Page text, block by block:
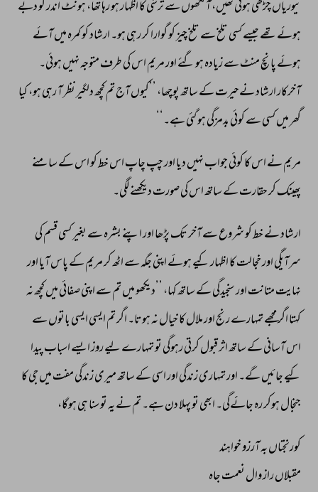
تیوریاں چڑھی ہوئی تھیں، آنکھوں سے ترشی کا اظہار ہو رہا تھا، ہونٹ اندر کو دبے
ہوئے تھے جیسے کسی تلخ سے تلخ چیز کو گوارا کر رہی ہو۔ ارشاد کو کمرہ میں آئے
ہوئے پانچ منٹ سے زیادہ ہو گئے اور مریم اس کی طرف متوجہ نہیں ہوئی۔
آخرکار ارشاد نےحیرت کے ساتھ پوچھا، ’’کیوں آج تم کچھ دلگیر نظر آ رہی ہو، کیا
گھر میں کسی سے کوئی بدمزگی ہو گئی ہے۔‘‘
مریم نے اس کا کوئی جواب نہیں دیا اور چپ چاپ اس خط کو اس کے سامنے
پھینک کر حقارت کے ساتھ اس کی صورت دیکھنے لگی۔
ارشاد نے خط کو شروع سے آخر تک پڑھا اور اپنے بشرہ سے بغیر کسی قسم کی
سرآیگی اور خجالت کا اظہار کیے ہوئے اپنی جگہ سے اٹھ کر مریم کے پاس آیا اور
نہایت متانت اور سنجیدگی کے ساتھ کہا، ’’دیکھو میں تم سے اپنی صفائی میں کچھ نہ
کہتا اگر مجھے تمہارے رنج اور ملال کا خیال نہ ہوتا۔ اگر تم ایسی ایسی باتوں سے
اس آسانی کے ساتھ اثر قبول کرتی رہوگی تو تمہارے لیے روز ایسے اسباب پیدا
کیے جائیں گے۔ اور تمہاری زندگی اور اسی کے ساتھ میری زندگی مفت میں جی کا
جنجال ہوکر رہ جائےگی۔ ابھی تو پہلا دن ہے۔ تم نے یہ تو سنا ہی ہوگا،
کورنجتاں بہ آرزو خواہند
مقبلاں راز وال نعمت جاہ